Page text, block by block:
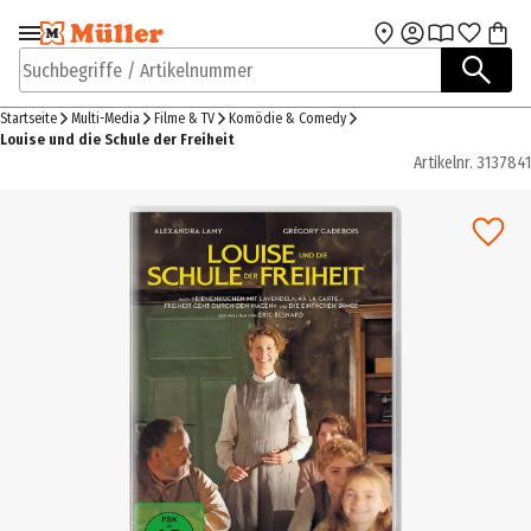
Zur Navigation
springen
Zum Hauptinhalt
Suchbegriffe / Artikelnummer
Startseite Multi-Media Filme & TV
Komödie & Comedy
Louise und die Schule der Freiheit
Artikelnr. 3137841